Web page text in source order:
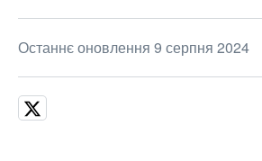
Останнє оновлення 9 серпня 2024